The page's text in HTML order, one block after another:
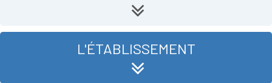
L'ÉTABLISSEMENT